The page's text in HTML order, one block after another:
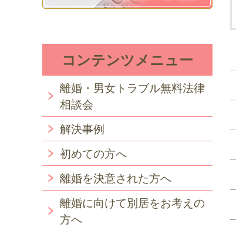
コンテンツメニュー
離婚・男女トラブル無料法律
相談会
解決事例
初めての方へ
離婚を決意された方へ
離婚に向けて別居をお考えの
方へ